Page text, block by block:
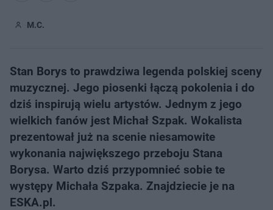
M.C.
Stan Borys to prawdziwa legenda polskiej sceny
muzycznej. Jego piosenki łączą pokolenia i do
dziś inspirują wielu artystów. Jednym z jego
wielkich fanów jest Michał Szpak. Wokalista
prezentował już na scenie niesamowite
wykonania największego przeboju Stana
Borysa. Warto dziś przypomnieć sobie te
występy Michała Szpaka. Znajdziecie je na
ESKA.pl.